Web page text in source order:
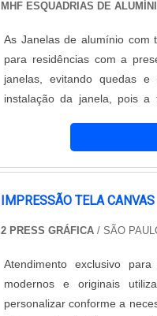
equipamentos inovadores. A
todos os clientes.
MHF ESQUADRIAS DE
As Janelas de alumínio com
para residências com a
janelas, evitando quedas
instalação da janela, pois a
IMPRESSÃO TELA CANVAS
2 PRESS GRÁFICA/ SÃO
Atendimento exclusivo
modernos e originais
personalizar conforme a